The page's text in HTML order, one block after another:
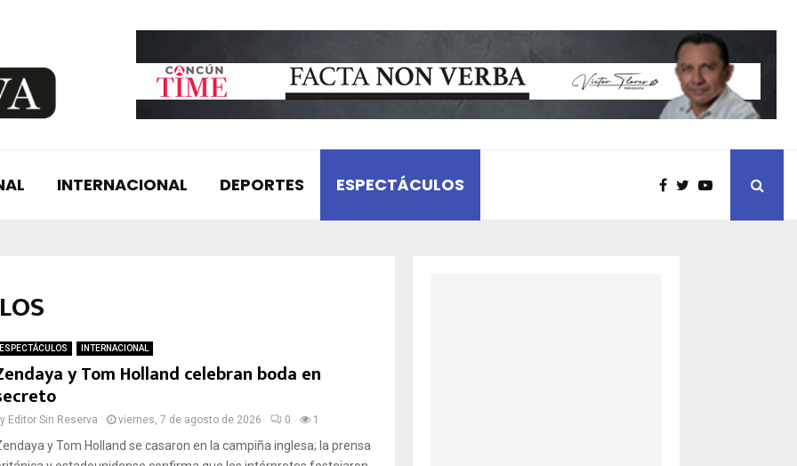
INTERNACIONAL DEPORTES ESPECTÁCULOS
ESPECTÁCULOS INTERNACIONAL
y Tom Holland celebran boda en
Editor Sin Reserva viernes, 7 de agosto de 2026 0 1
y Tom Holland se casaron en la campiña inglesa; la prensa